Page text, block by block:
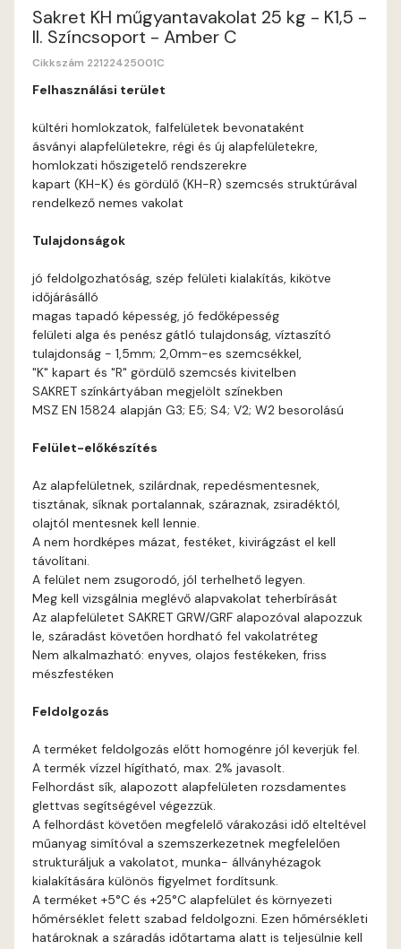
Anticred D
Apple D
Apricot D
Ash B
Ash C
Brick C
Brick D
Caramel C
Citrus B
Cobalt D
Cognac D
Coral D
Sakret KH műgyantavakolat 25 kg - K1,5 -
II. Színcsoport - Amber C
Cikkszám 22122425001C
Felhasználási terület
kültéri homlokzatok, falfelületek bevonataként
ásványi alapfelületekre, régi és új alapfelületekre,
homlokzati hőszigetelő rendszerekre
kapart (KH-K) és gördülő (KH-R) szemcsés struktúrával
rendelkező nemes vakolat
Tulajdonságok
jó feldolgozhatóság, szép felületi kialakítás, kikötve
időjárásálló
magas tapadó képesség, jó fedőképesség
felületi alga és penész gátló tulajdonság, víztaszító
tulajdonság - 1,5mm; 2,0mm-es szemcsékkel,
"K" kapart és "R" gördülő szemcsés kivitelben
SAKRET színkártyában megjelölt színekben
MSZ EN 15824 alapján G3; E5; S4; V2; W2 besorolású
Felület-előkészítés
Az alapfelületnek, szilárdnak, repedésmentesnek,
tisztának, síknak portalannak, száraznak, zsiradéktól,
olajtól mentesnek kell lennie.
A nem hordképes mázat, festéket, kivirágzást el kell
távolítani.
A felület nem zsugorodó, jól terhelhető legyen.
Meg kell vizsgálnia meglévő alapvakolat teherbírását
Az alapfelületet SAKRET GRW/GRF alapozóval alapozzuk
le, száradást követően hordható fel vakolatréteg
Nem alkalmazható: enyves, olajos festékeken, friss
mészfestéken
Feldolgozás
A terméket feldolgozás előtt homogénre jól keverjük fel.
A termék vízzel hígítható, max. 2% javasolt.
Felhordást sík, alapozott alapfelületen rozsdamentes
glettvas segítségével végezzük.
A felhordást követően megfelelő várakozási idő elteltével
műanyag simítóval a szemszerkezetnek megfelelően
strukturáljuk a vakolatot, munka- állványhézagok
kialakítására különös figyelmet fordítsunk.
A terméket +5°C és +25°C alapfelület és környezeti
hőmérséklet felett szabad feldolgozni. Ezen hőmérsékleti
határoknak a száradás időtartama alatt is teljesülnie kell